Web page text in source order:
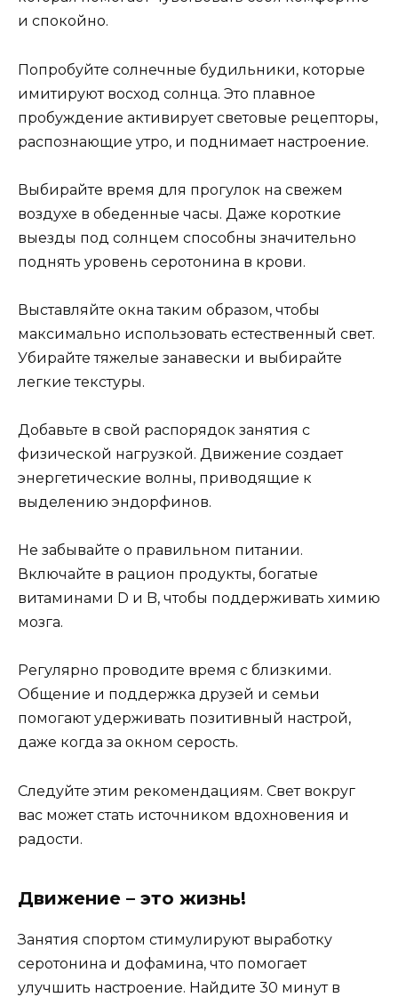
и спокойно.
Попробуйте солнечные будильники, которые
имитируют восход солнца. Это плавное
пробуждение активирует световые рецепторы,
распознающие утро, и поднимает настроение.
Выбирайте время для прогулок на свежем
воздухе в обеденные часы. Даже короткие
выезды под солнцем способны значительно
поднять уровень серотонина в крови.
Выставляйте окна таким образом, чтобы
максимально использовать естественный свет.
Убирайте тяжелые занавески и выбирайте
легкие текстуры.
Добавьте в свой распорядок занятия с
физической нагрузкой. Движение создает
энергетические волны, приводящие к
выделению эндорфинов.
Не забывайте о правильном питании.
Включайте в рацион продукты, богатые
витаминами D и B, чтобы поддерживать химию
мозга.
Регулярно проводите время с близкими.
Общение и поддержка друзей и семьи
помогают удерживать позитивный настрой,
даже когда за окном серость.
Следуйте этим рекомендациям. Свет вокруг
вас может стать источником вдохновения и
радости.
Движение – это жизнь!
Занятия спортом стимулируют выработку
серотонина и дофамина, что помогает
улучшить настроение. Найдите 30 минут в